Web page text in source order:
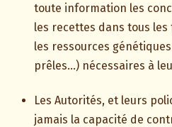
toute information les
les recettes dans tous
les ressources
prêles…) nécessaires à
Les Autorités, et leurs
jamais la capacité de